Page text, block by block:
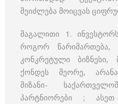
შეიძლება მოიცვას
მაგალითი 1.
როგორ წარიმართება,
კონკრეტული ბიზნესი,
ქონდეს მეორე,
მიზანი-
პარტნიორები ; ასეთ